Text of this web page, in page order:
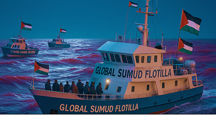
Infanzia negata Bambini di Kantolomba
Santa Rita in Zambia salute Acqua e pozzi